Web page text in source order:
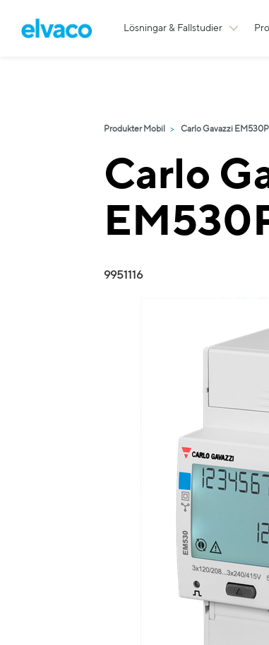
Lösningar & Fallstudier
Produkter Mobil Carlo Gavazzi
Carlo
9951116